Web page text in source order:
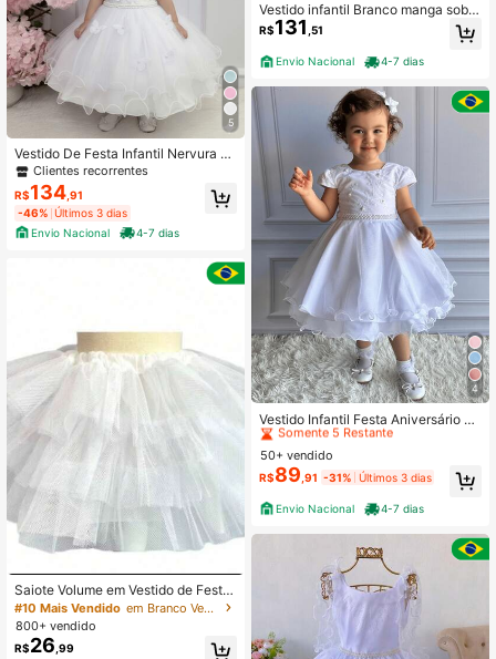
5
Vestido De Festa Infantil Nervura B
orboletas Premium Luxo - Várias Co
res - 1.2.3.4
Clientes recorrentes
R$134 ,91
-46% Últimos 3 dias
Envio Nacional
4-7 dias
Saiote Volume em Vestido de Festa
Infantil Juvenil P.M.G.GG
#10 Mais Vendido
em Branco Vestidos para meninas
800+ vendido
R$26,99
Vestido infantil Branco manga sobre
posta saia gliter mid daminhas batiz
ados e festas princesa festa luxo for
maturas festa escolares tule babad
os boho
R$131 ,51
Envio Nacional 4-7 dias
4
Vestido Infantil Festa Aniversário C
asamento Batismo Luxo Princesa T
ule Bordado Floral Pérolas Varias C
ores – 1.2.3
Clientes recorrentes
Somente 5 Restante
Clientes recorrentes
Somente 5 Restante
Clientes recorrentes
Somente 5 Restante
Clientes recorrentes
50+ vendido
R$89 ,91 -31% Últimos 3 dias
Envio Nacional 4-7 dias